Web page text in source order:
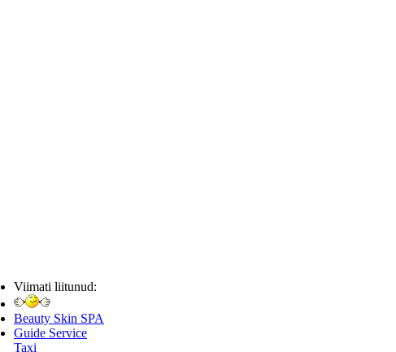
Viimati liitunud:
Beauty Skin SPA
Guide Service
Taxi